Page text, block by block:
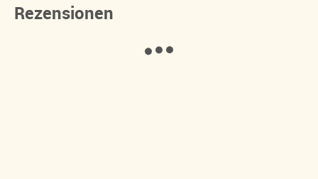
Rezensionen